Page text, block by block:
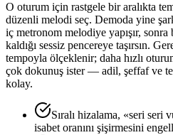
O oturum için rastgele bir aralıkta
düzenli melodi seç. Demoda yine
iç metronom melodiye yapışır, sonra
kaldığı sessiz pencereye taşırsın.
tempoyla ölçeklenir; daha hızlı
çok dokunuş ister — adil, şeffaf ve
kolay.
Sıralı hizalama, «seri seri
isabet oranını şişirmesini